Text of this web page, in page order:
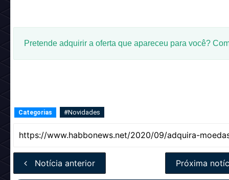
Pretende adquirir a oferta que apareceu para você?
Categorias #Novidades
Notícia anterior Próxima